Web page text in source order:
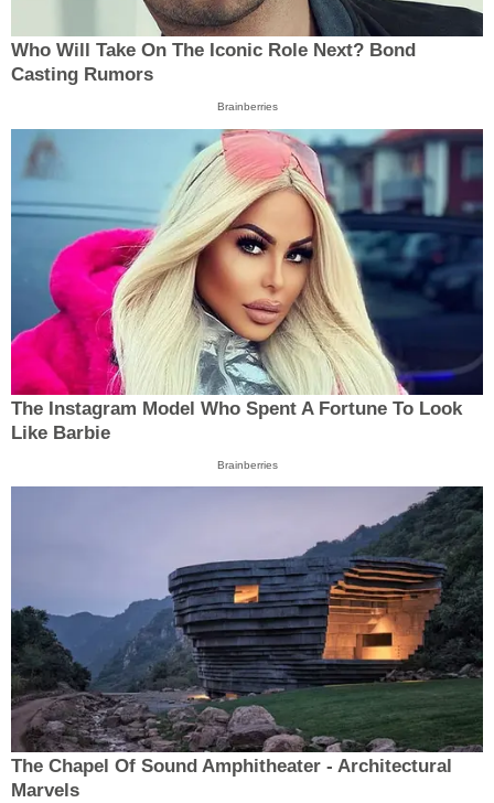
Who Will Take On The Iconic Role Next? Bond
Casting Rumors
Brainberries
The Instagram Model Who Spent A Fortune To Look
Like Barbie
Brainberries
The Chapel Of Sound Amphitheater - Architectural
Marvels